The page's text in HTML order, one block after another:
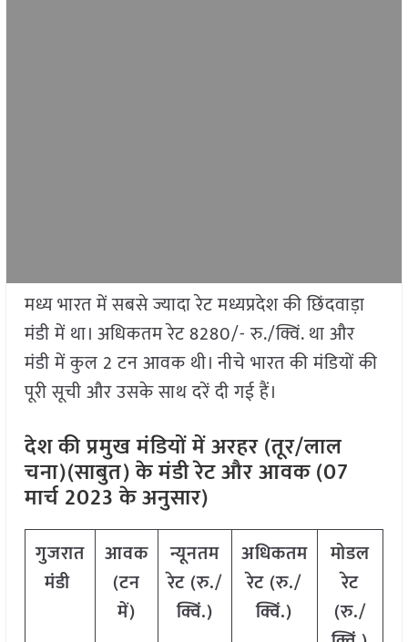
मध्य भारत में सबसे ज्यादा रेट मध्यप्रदेश की छिंदवाड़ा
मंडी में था। अधिकतम रेट 8280/- रु./क्विं. था और
मंडी में कुल 2 टन आवक थी। नीचे भारत की मंडियों की
पूरी सूची और उसके साथ दरें दी गई हैं।
देश की प्रमुख मंडियों में अरहर (तूर/लाल
चना)(साबुत) के मंडी रेट और आवक (07
मार्च 2023 के अनुसार)
गुजरात
मंडी
आवक
(टन
में)
न्यूनतम
रेट (रु./
क्विं.)
अधिकतम
रेट (रु./
क्विं.)
मोडल
रेट
(रु./